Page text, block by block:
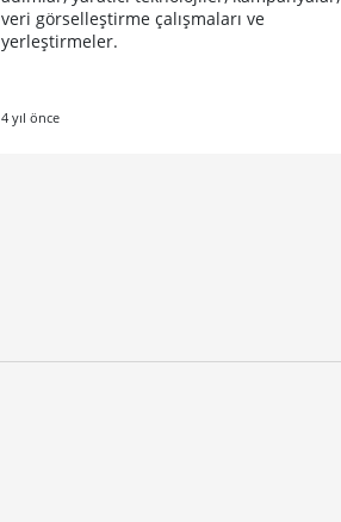
veri görselleştirme çalışmaları ve
yerleştirmeler.
4 yıl önce